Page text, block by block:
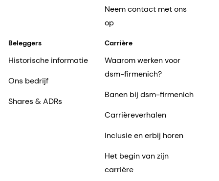
Neem contact met ons
op
Beleggers
Historische informatie
Ons bedrijf
Shares & ADRs
Carrière
Waarom werken voor
dsm-firmenich?
Banen bij dsm-firmenich
Carrièreverhalen
Inclusie en erbij horen
Het begin van zijn
carrière